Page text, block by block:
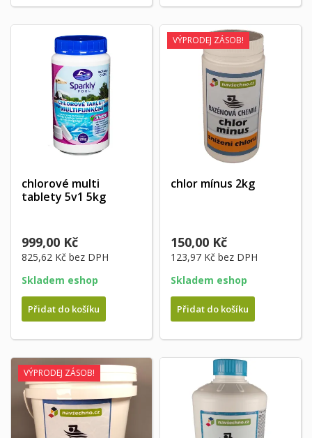
chlorové multi
tablety 5v1 5kg
999,00 Kč
825,62 Kč bez DPH
Skladem eshop
Přidat do košíku
VÝPRODEJ ZÁSOB!
chlor mínus 2kg
150,00 Kč
123,97 Kč bez DPH
Skladem eshop
Přidat do košíku
VÝPRODEJ ZÁSOB!